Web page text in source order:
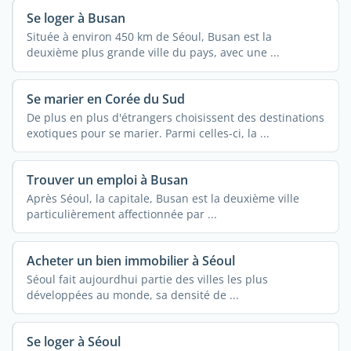
Se loger à Busan
Située à environ 450 km de Séoul, Busan est la
deuxième plus grande ville du pays, avec une ...
Se marier en Corée du Sud
De plus en plus d'étrangers choisissent des destinations
exotiques pour se marier. Parmi celles-ci, la ...
Trouver un emploi à Busan
Après Séoul, la capitale, Busan est la deuxième ville
particulièrement affectionnée par ...
Acheter un bien immobilier à Séoul
Séoul fait aujourdhui partie des villes les plus
développées au monde, sa densité de ...
Se loger à Séoul